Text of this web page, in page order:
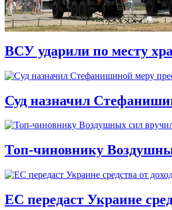
ВСУ ударили по месту
Суд назначил
Топ-чиновнику
ЕС передаст Украине